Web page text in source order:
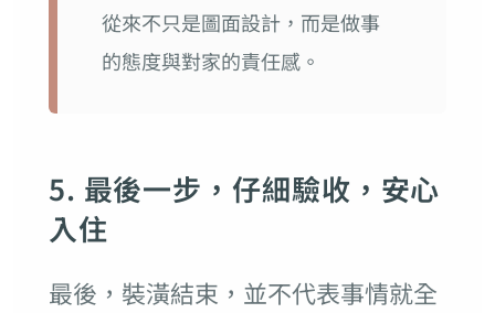
從來不只是圖面設計，而是做事
的態度與對家的責任感。
5. 最後一步，仔細驗收，安心
入住
最後，裝潢結束，並不代表事情就全